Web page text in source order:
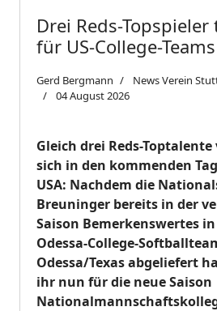
Drei Reds-
für US-College-
Gerd Bergmann
News Verein
04 August 2026
Gleich drei Reds-
sich in den kommenden
USA: Nachdem die
Breuninger bereits in der
Saison Bemerkenswertes
Odessa-College-
Odessa/Texas abgeliefert
ihr nun für die neue Saison